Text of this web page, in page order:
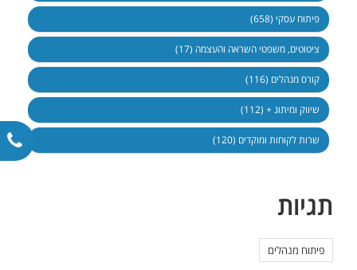
פיתוח עסקי (658)
ציטוטים, משפטי השראה והעצמה (17)
קורס מנהלים (116)
שיווק ומיתוג + (112)
שרות לקוחות ומוקדים (120)
תגיות
פיתוח מנהלים